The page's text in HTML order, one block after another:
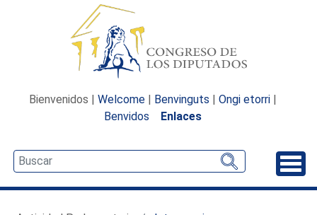
Bienvenidos | Welcome | Benvinguts | Ongi etorri |
Benvidos
Enlaces